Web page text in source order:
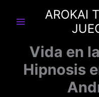
AROKAI
Vida en
Hipnosis